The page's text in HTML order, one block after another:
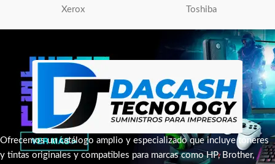
Xerox Toshiba
Ofrecemos un catálogo amplio y especializado que incluye tóneres
y tintas originales y compatibles para marcas como HP, Brother,